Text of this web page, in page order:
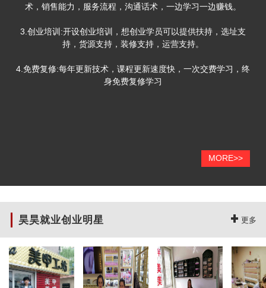
术，销售能力，服务流程，沟通话术，一边学习一边赚钱。
3.创业培训:开设创业培训，想创业学员可以提供扶持，选址支
持，货源支持，装修支持，运营支持。
4.免费复修:每年更新技术，课程更新速度快，一次交费学习，终
身免费复修学习
MORE>>
昊昊就业创业明星 更多